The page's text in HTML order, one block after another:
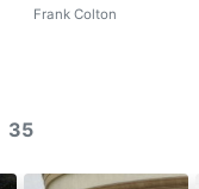
Frank Colton
35